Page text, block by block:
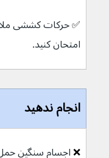
✅ حرکات کششی
امتحان کنید.
انجام ندهید
❌ اجسام سنگین